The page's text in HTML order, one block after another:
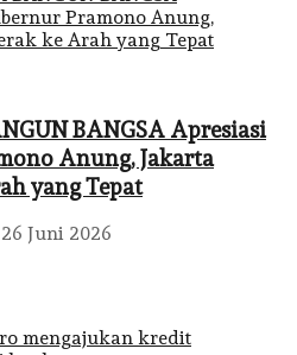
BANGSA Apresiasi
Anung, Jakarta
yang Tepat
26 Juni 2026